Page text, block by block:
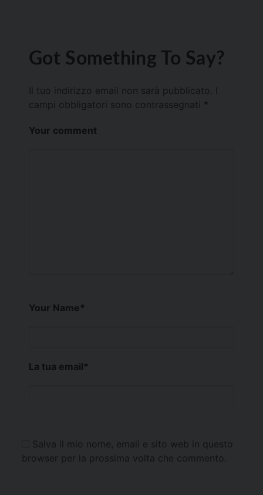
Got Something To Say?
Il tuo indirizzo email non sarà pubblicato.
campi obbligatori sono contrassegnati *
Your comment
Your Name*
La tua email*
Salva il mio nome, email e sito web in questo
browser per la prossima volta che commento.